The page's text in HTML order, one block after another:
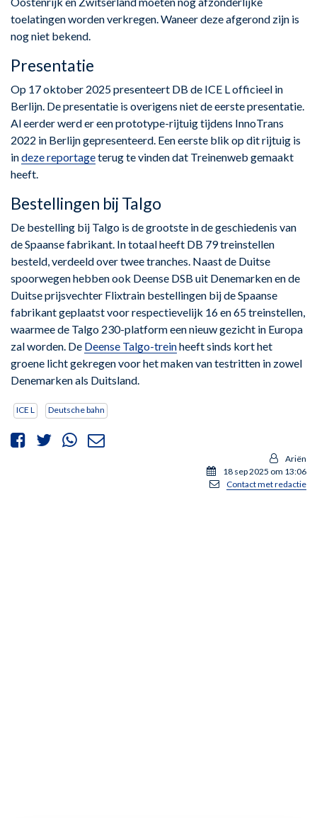
toelatingen worden verkregen. Waneer deze afgerond zijn is
nog niet bekend.
Presentatie
Op 17 oktober 2025 presenteert DB de ICE L officieel in
Berlijn. De presentatie is overigens niet de eerste presentatie.
Al eerder werd er een prototype-rijtuig tijdens InnoTrans
2022 in Berlijn gepresenteerd. Een eerste blik op dit rijtuig is
indeze reportageterug te vinden dat Treinenweb gemaakt
heeft.
Bestellingen bij Talgo
De bestelling bij Talgo is de grootste in de geschiedenis van
de Spaanse fabrikant. In totaal heeft DB 79 treinstellen
besteld, verdeeld over twee tranches. Naast de Duitse
spoorwegen hebben ook Deense DSB uit Denemarken en de
Duitse prijsvechter Flixtrain bestellingen bij de Spaanse
fabrikant geplaatst voor respectievelijk 16 en 65 treinstellen,
waarmee de Talgo 230-platform een nieuw gezicht in Europa
zal worden. De Deense Talgo-treinheeft sinds kort het
groene licht gekregen voor het maken van testritten in zowel
Denemarken als Duitsland.
ICE L Deutsche bahn
Ariën
18 sep 2025 om 13:06
Contact met redactie